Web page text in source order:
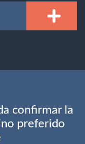
confirmar la
preferido